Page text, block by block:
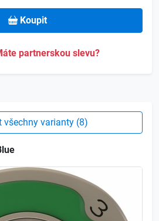
Koupit
partnerskou slevu?
všechny varianty (8)